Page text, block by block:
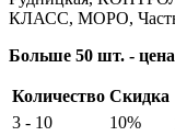
КЛАСС, МОРО,
Больше 50 шт. -
Количество Скидка
3 - 10
10%